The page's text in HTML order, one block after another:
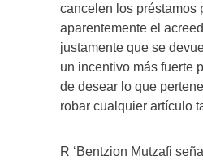
cancelen los préstamos
aparentemente el
justamente que se
un incentivo más fuerte
de desear lo que
robar cualquier artículo
R ‘Bentzion Mutzafi